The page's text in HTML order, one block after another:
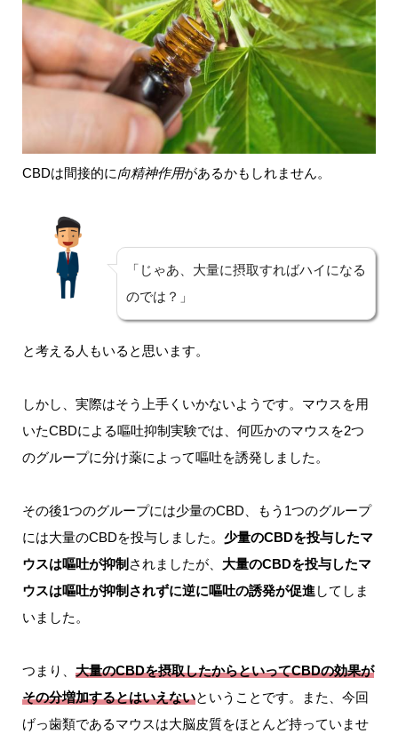
CBDは間接的に向精神作用があるかもしれません。
「じゃあ、大量に摂取すればハイになる
のでは？」
と考える人もいると思います。
しかし、実際はそう上手くいかないようです。マウスを用
いたCBDによる嘔吐抑制実験では、何匹かのマウスを2つ
のグループに分け薬によって嘔吐を誘発しました。
その後1つのグループには少量のCBD、もう1つのグループ
には大量のCBDを投与しました。 少量のCBDを投与したマ
ウスは嘔吐が抑制 されましたが、 大量のCBDを投与したマ
ウスは嘔吐が抑制されずに逆に嘔吐の誘発が促進 してしま
いました。
つまり、 大量のCBDを摂取したからといってCBDの効果が
その分増加するとはいえないということです。また、今回
げっ歯類であるマウスは大脳皮質をほとんど持っていませ